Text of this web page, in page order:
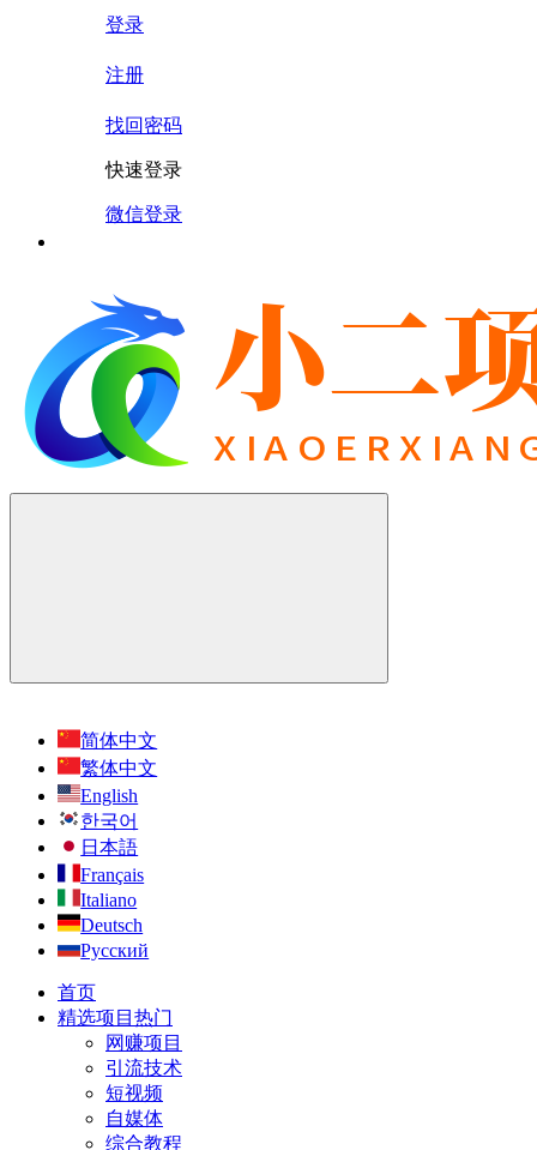
登录
注册
找回密码
快速登录
微信登录
简体中文
繁体中文
English
한국어
日本語
Français
Italiano
Deutsch
Русский
首页
精选项目 热门
网赚项目
引流技术
短视频
自媒体
综合教程